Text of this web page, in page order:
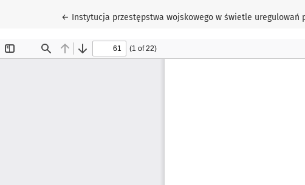
← Wróć do szczegółów artykułu
Instytucja przestępstwa wojskowego w świetle